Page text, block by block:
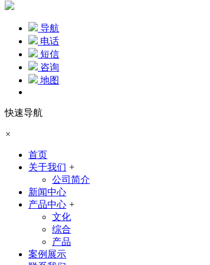
导航
电话
短信
咨询
地图
快速导航
×
首页
关于我们 +
公司简介
新闻中心
产品中心 +
文化
综合
产品
案例展示